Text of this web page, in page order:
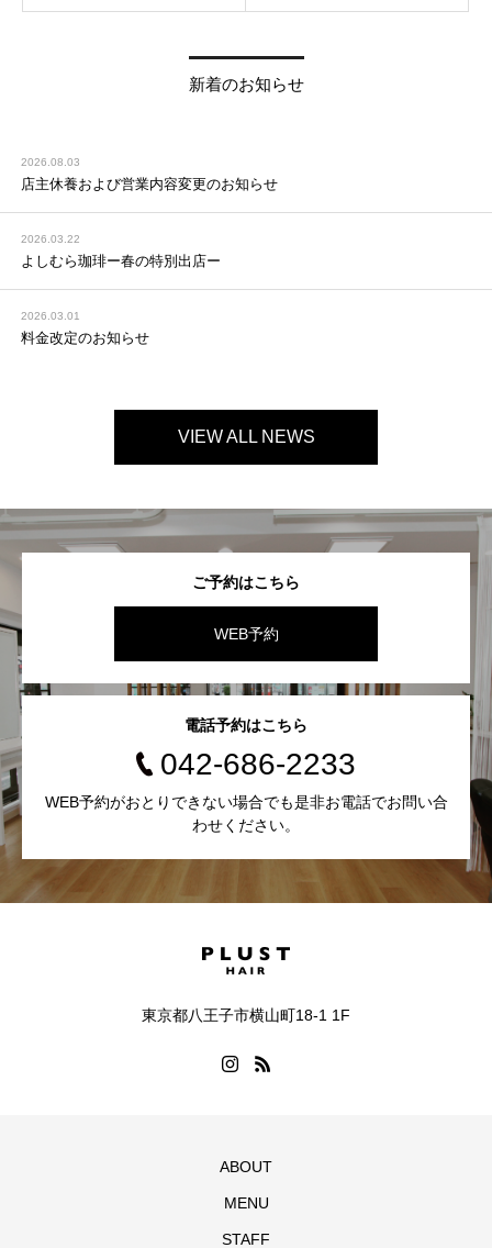
新着のお知らせ
2026.08.03
店主休養および営業内容変更のお知らせ
2026.03.22
よしむら珈琲ー春の特別出店ー
2026.03.01
料金改定のお知らせ
VIEW ALL NEWS
ご予約はこちら
WEB予約
電話予約はこちら
042-686-2233
WEB予約がおとりできない場合でも是非お電話でお問い合
わせください。
東京都八王子市横山町18-1 1F
ABOUT
MENU
STAFF